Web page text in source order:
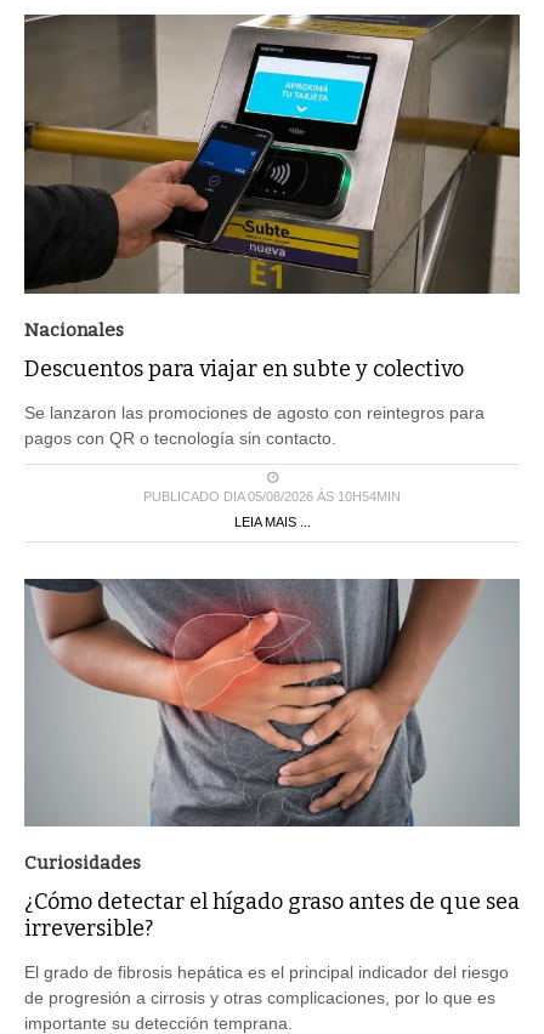
Nacionales
Descuentos para viajar en subte y colectivo
Se lanzaron las promociones de agosto con reintegros para
pagos con QR o tecnología sin contacto.
PUBLICADO DIA 05/08/2026 ÀS 10H54MIN
LEIA MAIS ...
Curiosidades
¿Cómo detectar el hígado graso antes de que sea
irreversible?
El grado de fibrosis hepática es el principal indicador del riesgo
de progresión a cirrosis y otras complicaciones, por lo que es
importante su detección temprana.